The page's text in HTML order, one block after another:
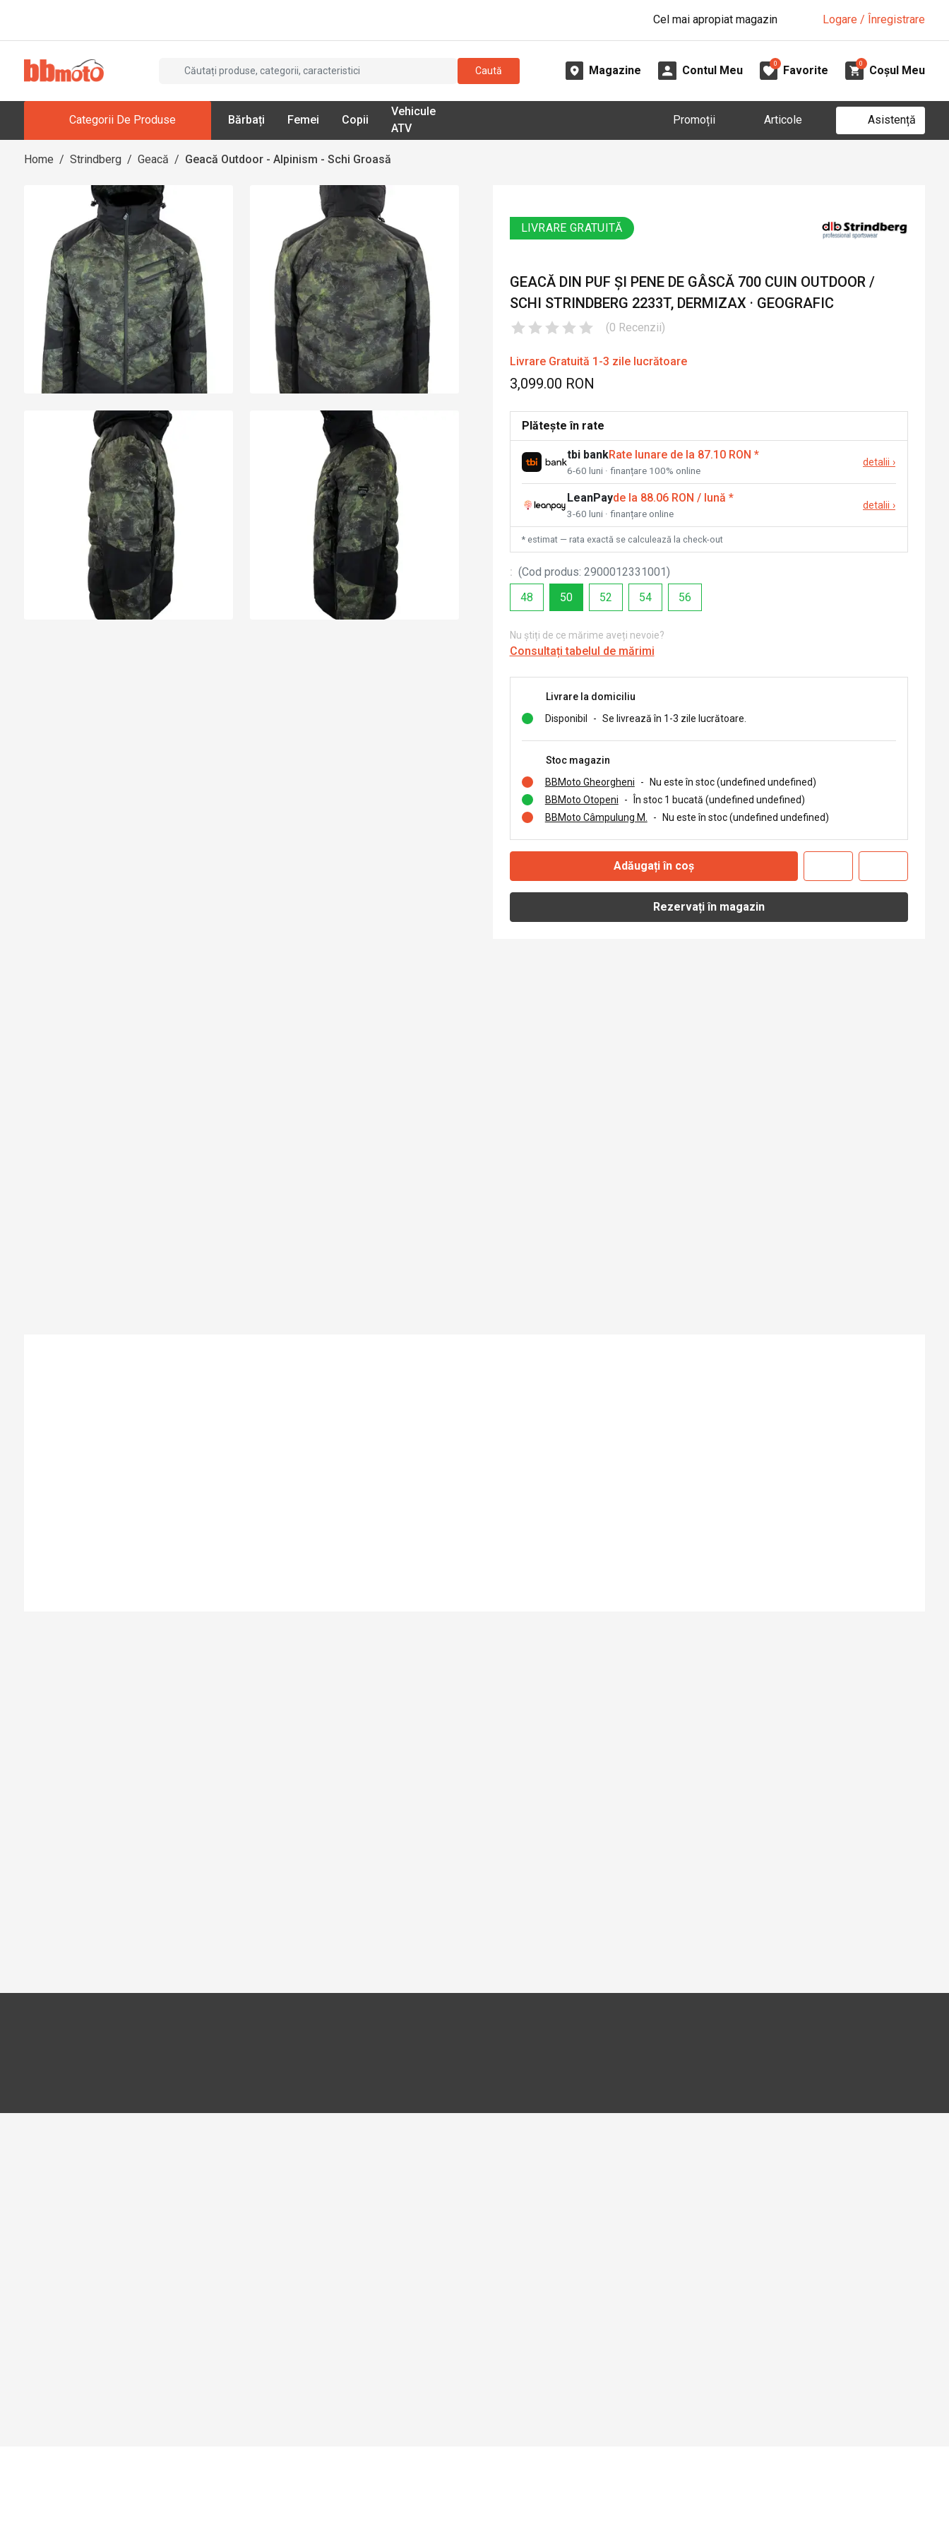
Cel mai apropiat magazin Logare / Înregistrare
Caută Magazine Contul Meu
0
Favorite
0
Coșul Meu
Categorii De Produse Bărbați Femei Copii
Vehicule
ATV
Promoții Articole Asistență
Home / Strindberg / Geacă / Geacă Outdoor - Alpinism - Schi Groasă
LIVRARE GRATUITĂ
GEACĂ DIN PUF ȘI PENE DE GÂSCĂ 700 CUIN OUTDOOR /
SCHI STRINDBERG 2233T, DERMIZAX · GEOGRAFIC
(0 Recenzii)
Livrare Gratuită 1-3 zile lucrătoare
3,099.00 RON
Plătește în rate
tbi bankRate lunare de la 87.10 RON *
6-60 luni · finanțare 100% online
detalii ›
LeanPayde la 88.06 RON / lună *
3-60 luni · finanțare online
detalii ›
* estimat — rata exactă se calculează la check-out
: (Cod produs: 2900012331001 )
48
50 52 54 56
Nu știți de ce mărime aveți nevoie?
Consultați tabelul de mărimi
Livrare la domiciliu
Disponibil
- Se livrează în 1-3 zile lucrătoare.
Stoc magazin
BBMoto Gheorgheni
-
Nu este în stoc (undefined undefined)
BBMoto Otopeni
-
În stoc 1 bucată (undefined undefined)
BBMoto Câmpulung M.
- Nu este în stoc (undefined undefined)
Adăugați în coș
Rezervați în magazin